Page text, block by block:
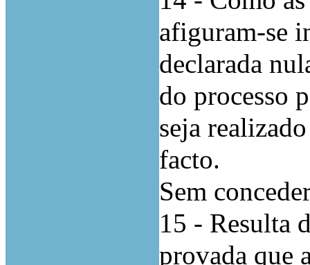
afiguram-se
declarada
do processo
seja
facto.
Sem
15 - Resulta
provada que